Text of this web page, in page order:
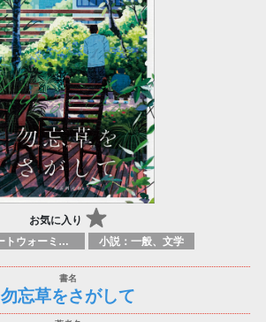
お気に入り
特集：ハートウォーミング 小説：一般、文学
勿忘草をさがして